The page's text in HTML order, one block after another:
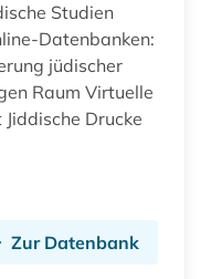
Studien
Datenbanken:
jüdischer
Raum Virtuelle
Drucke
Zur Datenbank